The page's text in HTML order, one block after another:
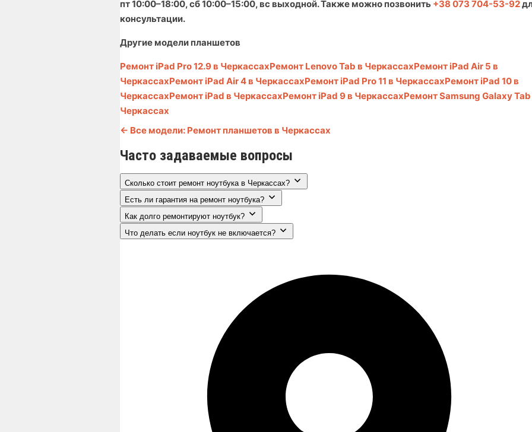
пт 10:00–18:00, сб 10:00–15:00, вс выходной. Также можно позвонить +38 073 704-53-92
консультации.
Другие модели планшетов
Ремонт iPad Pro 12.9 в ЧеркассахРемонт Lenovo Tab в ЧеркассахРемонт iPad Air 5 в
ЧеркассахРемонт iPad Air 4 в ЧеркассахРемонт iPad Pro 11 в ЧеркассахРемонт iPad 10 в
ЧеркассахРемонт iPad в ЧеркассахРемонт iPad 9 в ЧеркассахРемонт Samsung Galaxy Tab
Черкассах
← Все модели: Ремонт планшетов в Черкассах
Часто задаваемые вопросы
Сколько стоит ремонт ноутбука в Черкассах?
Есть ли гарантия на ремонт ноутбука?
Как долго ремонтируют ноутбук?
Что делать если ноутбук не включается?